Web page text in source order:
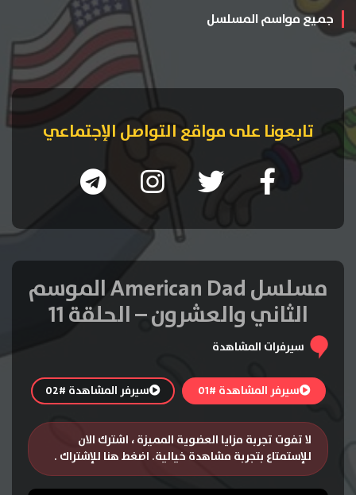
جميع مواسم المسلسل
تابعونا على مواقع التواصل الإجتماعي
مسلسل American Dad الموسم
الثاني والعشرون – الحلقة 11
سيرفرات المشاهدة
سيرفر المشاهدة #01 سيرفر المشاهدة #02
لا تفوت تجربة مزايا العضوية المميزة ، اشترك الان
للإستمتاع بتجربة مشاهدة خيالية. اضغط هنا للإشتراك .